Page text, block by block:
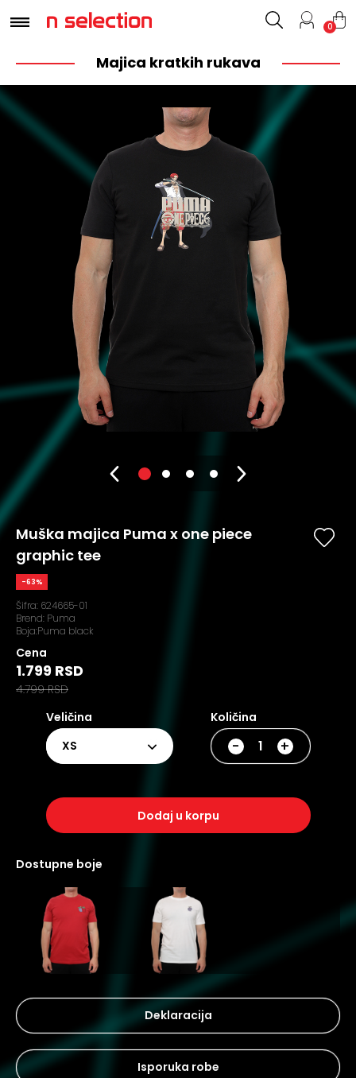
0
Majica kratkih rukava
Muška majica Puma x one piece
graphic tee
-63%
Šifra: 624665-01
Brend: Puma
Boja:Puma black
Cena
1.799 RSD
4.799 RSD
Veličina
XS
Količina
- +
dodaj u korpu
dostupne boje
Deklaracija
Isporuka robe